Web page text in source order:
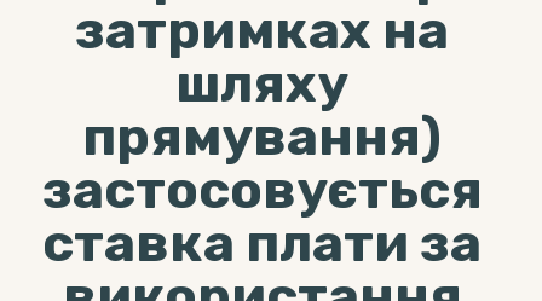
затримках на
шляху
прямування)
застосовується
ставка плати за